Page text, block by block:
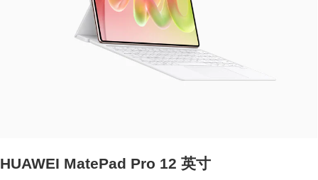
HUAWEI MatePad Pro 12 英寸